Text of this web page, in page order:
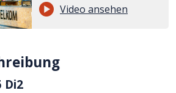
Video ansehen
Di2